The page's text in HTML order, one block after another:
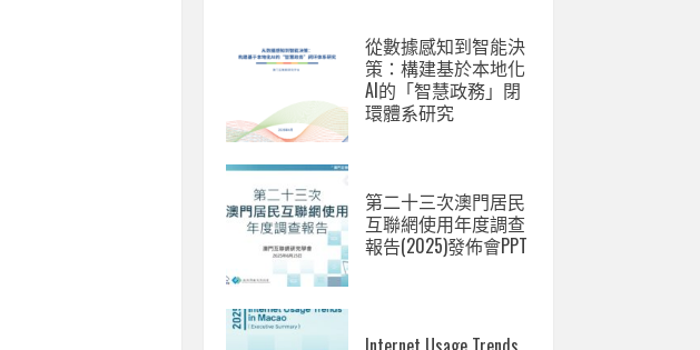
從數據感知到智能決
策：構建基於本地化
AI的「智慧政務」閉
環體系研究
第二十三次澳門居民
互聯網使用年度調查
報告(2025)發佈會PPT